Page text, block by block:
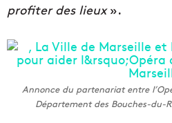
profiter des lieux».
Annonce du partenariat entre
Département des Bouches-du-